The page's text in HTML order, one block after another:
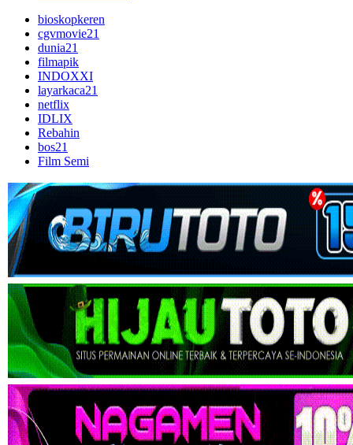
bioskopkeren
cgvmovie21
dunia21
filmapik
INDOXXI
layarkaca21
netflix
IDLIX
Rebahin
bos21
Film Semi